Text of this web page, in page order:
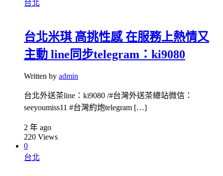
台北
台北米琪 高挑性感 在服務上熱情又
主動 line同步telegram：ki9080
Written by admin
台北外送茶line：ki9080 /#台灣外送茶總站微信：
seeyoumiss11 #台灣約炮telegram […]
2 年 ago
220 Views
0
台北